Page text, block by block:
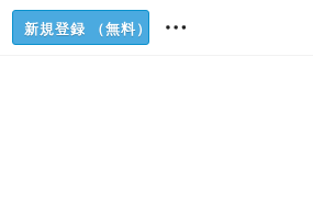
新規登録 （無料）